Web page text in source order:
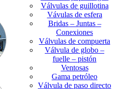
Válvulas de guillotina
Vávulas de esfera
Bridas – Juntas –
Conexiones
Válvulas de compuerta
Válvula de globo –
fuelle – pistón
Ventosas
Gama petróleo
Válvula de paso directo